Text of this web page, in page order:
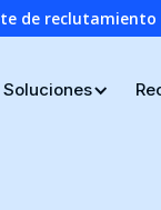
de
Soluciones